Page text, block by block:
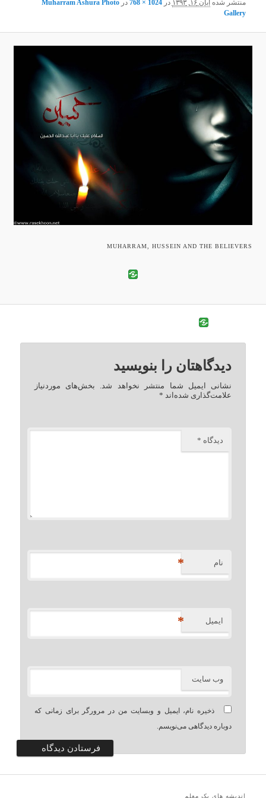
منتشر شده آبان ۱۶, ۱۳۹۳ در1024 × 768 درMuharram Ashura Photo
Gallery
MUHARRAM, HUSSEIN AND THE BELIEVERS
دیدگاهتان را بنویسید
نشانی ایمیل شما منتشر نخواهد شد.
بخش‌های موردنیاز
علامت‌گذاری شده‌اند *
دیدگاه *
نام *
ایمیل *
وب‌ سایت
ذخیره نام، ایمیل و وبسایت من در مرورگر برای زمانی که
دوباره دیدگاهی می‌نویسم.
اندیشه های یک معلم